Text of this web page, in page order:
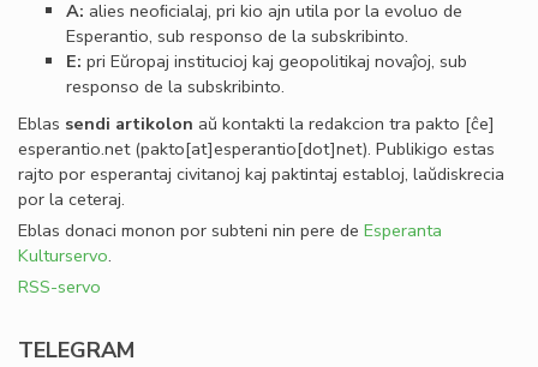
A: alies neoﬁcialaj, pri kio ajn utila por la evoluo de
Esperantio, sub responso de la subskribinto.
E: pri Eŭropaj institucioj kaj geopolitikaj novaĵoj, sub
responso de la subskribinto.
Eblas sendi artikolon aŭ kontakti la redakcion tra pakto [ĉe]
esperantio.net(pakto[at]esperantio[dot]net). Publikigo estas
rajto por esperantaj civitanoj kaj paktintaj establoj, laŭdiskrecia
por la ceteraj.
Eblas donaci monon por subteni nin pere de Esperanta
Kulturservo.
RSS-servo
TELEGRAM